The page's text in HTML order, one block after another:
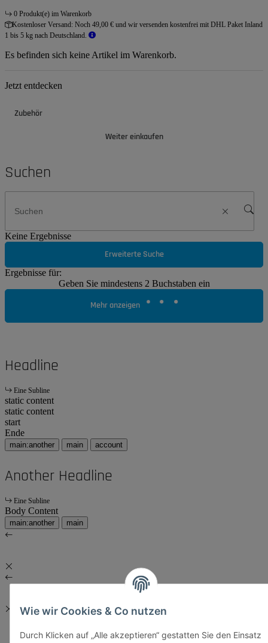
Wie wir Cookies & Co nutzen
Durch Klicken auf „Alle akzeptieren“ gestatten Sie den Einsatz
0 Produkt(e) im Warenkorb
Kostenloser Versand: Noch 49,00 € und wir versenden kostenfrei mit DHL Paket Inland
1 bis 5 kg nach Deutschland.
Es befinden sich keine Artikel im Warenkorb.
Jetzt entdecken
Zubehör
Weiter einkaufen
Suchen
Keine Ergebnisse
Erweiterte Suche
Ergebnisse für:
Geben Sie mindestens 2 Buchstaben ein
Mehr anzeigen
Headline
Eine Subline
static content
static content
start
Ende
main:another main account
Another Headline
Eine Subline
Body Content
main:another main